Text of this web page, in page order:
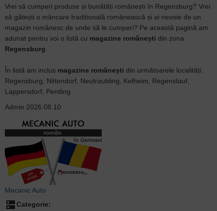
Vrei să cumperi produse și bunătăți românești în Regensburg? Vrei
să gătești o mâncare tradițională românească și ai nevoie de un
magazin românesc de unde să le cumperi? Pe această pagină am
adunat pentru voi o listă cu magazine românești din zona
Regensburg
În listă am inclus magazine românești din următoarele localități:
Regensburg, Nittendorf, Neutraubling, Kelheim, Regenstauf,
Lappersdorf, Pentling
Admin 2026.08.10
Mecanic Auto
dnsCategorie: